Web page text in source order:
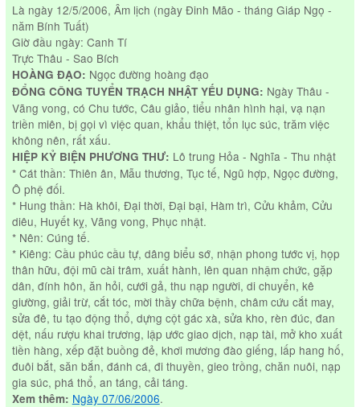
Là ngày 12/5/2006, Âm lịch (ngày Đinh Mão - tháng Giáp Ngọ -
năm Bính Tuất)
Giờ đầu ngày: Canh Tí
Trực Thâu - Sao Bích
HOÀNG ĐẠO: Ngọc đường hoàng đạo
ĐỔNG CÔNG TUYỂN TRẠCH NHẬT YẾU DỤNG: Ngày Thâu -
Vãng vong, có Chu tước, Câu giảo, tiểu nhân hình hại, vạ nạn
triền miên, bị gọi vì việc quan, khẩu thiệt, tổn lục súc, trăm việc
không nên, rất xấu.
HIỆP KỶ BIỆN PHƯƠNG THƯ: Lô trung Hỏa - Nghĩa - Thu nhật
* Cát thần: Thiên ân, Mẫu thương, Tục tế, Ngũ hợp, Ngọc đường,
Ô phệ đối.
* Hung thần: Hà khôi, Đại thời, Đại bại, Hàm trì, Cửu khảm, Cửu
diêu, Huyết kỵ, Vãng vong, Phục nhật.
* Nên: Cúng tế.
* Kiêng: Cầu phúc cầu tự, dâng biểu sớ, nhận phong tước vị, họp
thân hữu, đội mũ cài trâm, xuất hành, lên quan nhậm chức, gặp
dân, đính hôn, ăn hỏi, cưới gả, thu nạp người, di chuyển, kê
giường, giải trừ, cắt tóc, mời thầy chữa bệnh, châm cứu cắt may,
sửa đê, tu tạo động thổ, dựng cột gác xà, sửa kho, rèn đúc, đan
dệt, nấu rượu khai trương, lập ước giao dịch, nạp tài, mở kho xuất
tiền hàng, xếp đặt buồng đẻ, khơi mương đào giếng, lấp hang hố,
đuôi bắt, săn bắn, đánh cá, đi thuyền, gieo trồng, chăn nuôi, nạp
gia súc, phá thổ, an táng, cải táng.
Xem thêm: Ngày 07/06/2006.